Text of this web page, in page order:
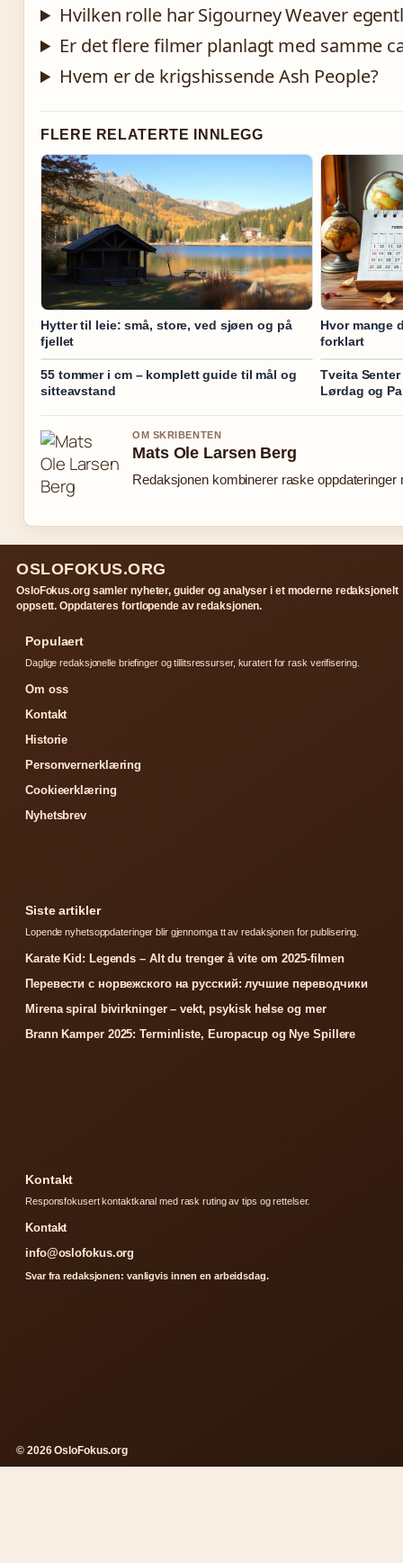
Hvilken rolle har Sigourney Weaver
Er det flere filmer planlagt med samme
Hvem er de krigshissende Ash People?
FLERE RELATERTE INNLEGG
Hytter til leie: små, store, ved sjøen og på
fjellet
Hvor mange
forklart
55 tommer i cm – komplett guide til mål og
sitteavstand
Tveita
Lørdag og
OM SKRIBENTEN
Mats Ole Larsen Berg
Redaksjonen kombinerer raske oppdateringer
OSLOFOKUS.ORG
OsloFokus.org samler nyheter, guider og analyser i et moderne redaksjonelt
oppsett. Oppdateres fortlopende av redaksjonen.
Populaert
Daglige redaksjonelle briefinger og tillitsressurser, kuratert for rask verifisering.
Om oss
Kontakt
Historie
Personvernerklæring
Cookieerklæring
Nyhetsbrev
Siste artikler
Lopende nyhetsoppdateringer blir gjennomga tt av redaksjonen for publisering.
Karate Kid: Legends – Alt du trenger å vite om 2025-filmen
Перевести с норвежского на русский: лучшие переводчики
Mirena spiral bivirkninger – vekt, psykisk helse og mer
Brann Kamper 2025: Terminliste, Europacup og Nye Spillere
Kontakt
Responsfokusert kontaktkanal med rask ruting av tips og rettelser.
Kontakt
info@oslofokus.org
Svar fra redaksjonen: vanligvis innen en arbeidsdag.
© 2026 OsloFokus.org